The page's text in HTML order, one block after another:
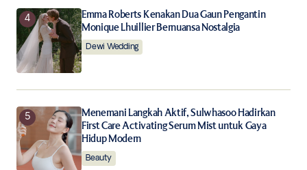
Emma Roberts Kenakan Dua Gaun Pengantin
Monique Lhuillier Bernuansa Nostalgia
Dewi Wedding
Menemani Langkah Aktif, Sulwhasoo Hadirkan
First Care Activating Serum Mist untuk Gaya
Hidup Modern
Beauty